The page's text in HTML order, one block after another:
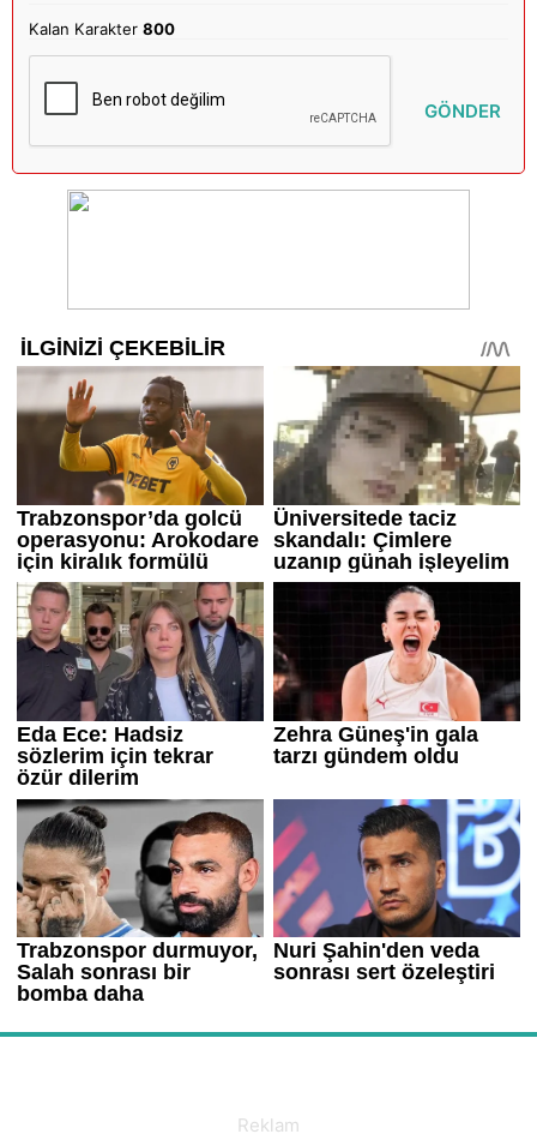
Kalan Karakter800
GÖNDER